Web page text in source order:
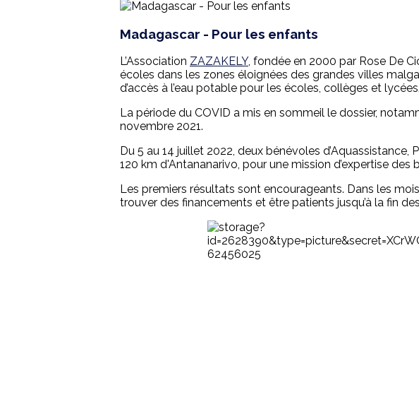
Madagascar - Pour les enfants
L’Association ZAZAKELY, fondée en 2000 par Rose De
écoles dans les zones éloignées des grandes villes
d’accès à l’eau potable pour les écoles, collèges et lycées.
La période du COVID a mis en sommeil le dossier,
novembre 2021.
Du 5 au 14 juillet 2022, deux bénévoles
120 km d'Antananarivo, pour une mission d’expertise
Les premiers résultats sont encourageants. Dans les
trouver des financements et être patients jusqu’à la fin